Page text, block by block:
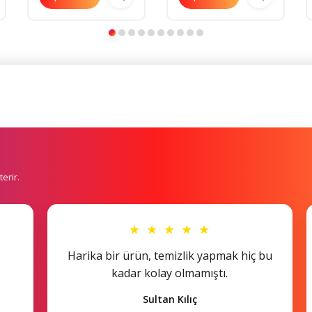
★ ★ ★ ★ ★
Harika bir ürün, temizlik yapmak hiç bu
kadar kolay olmamıştı.
Sultan Kılıç